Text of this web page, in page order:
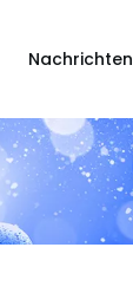
Nachrichten